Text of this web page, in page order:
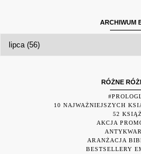
ARCHIWUM
RÓŻNE
10 NAJWAŻNIEJSZYCH
52
AKCJA
ARANŻACJA
BESTSELLERY